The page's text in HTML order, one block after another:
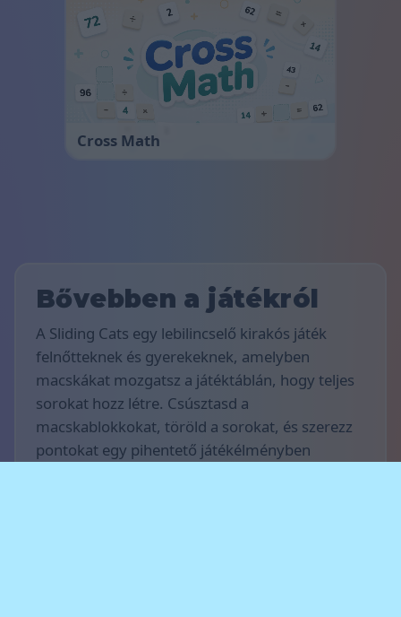
Cross Math
Bővebben a játékról
A Sliding Cats egy lebilincselő kirakós játék
felnőtteknek és gyerekeknek, amelyben
macskákat mozgatsz a játéktáblán, hogy teljes
sorokat hozz létre. Csúsztasd a
macskablokkokat, töröld a sorokat, és szerezz
pontokat egy pihentető játékélményben